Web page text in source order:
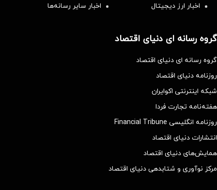
اخبار ارز دیجیتال
اخبار سایر رسانه‌‌ها
گروه رسانه ای دنیای اقتصاد
گروه رسانه ای دنیای اقتصاد
روزنامه دنیای اقتصاد
شبکه اینترنتی اکوایران
هفته‌نامه تجارت فردا
روزنامه انگلیسی Financial Tribune
انتشارات دنیای اقتصاد
همایش‌های دنیای اقتصاد
مرکز نوآوری و شتابدهی دنیای اقتصاد